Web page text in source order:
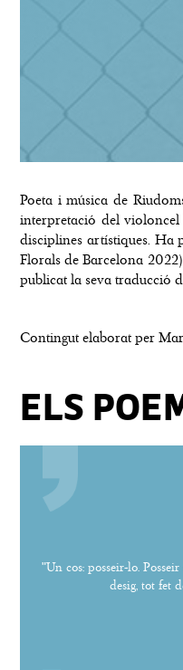
Poeta i música de
interpretació del
disciplines artístiques. Ha
Florals de Barcelona
publicat la seva traducció
Contingut elaborat per
ELS
"Un cos: posseir-lo.
desig, tot fet